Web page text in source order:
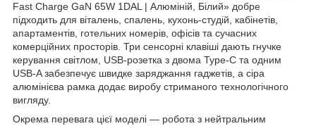
Fast Charge GaN 65W 1DAL | Алюміній, Білий» добре
підходить для віталень, спалень, кухонь-студій, кабінетів,
апартаментів, готельних номерів, офісів та сучасних
комерційних просторів. Три сенсорні клавіші дають гнучке
керування світлом, USB-розетка з двома Type-C та одним
USB-A забезпечує швидке заряджання гаджетів, а сіра
алюмінієва рамка додає виробу стриманого технологічного
вигляду.
Окрема перевага цієї моделі — робота з нейтральним